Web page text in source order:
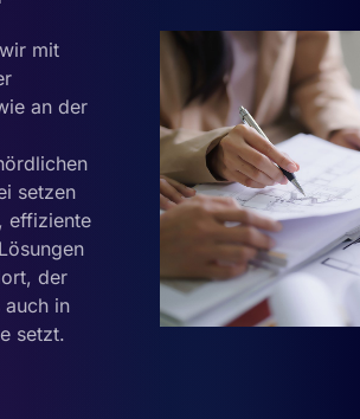
mit
an der
setzen
effiziente
der
auch in
setzt.